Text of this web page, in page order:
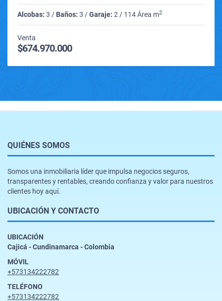
Alcobas: 3 / Baños: 3 /Garaje: 2 / 114 Área m2
Venta
$674.970.000
QUIÉNES SOMOS
Somos una inmobiliaria líder que impulsa negocios seguros,
transparentes y rentables, creando confianza y valor para nuestros
clientes hoy aquí.
UBICACIÓN Y CONTACTO
UBICACIÓN
Cajicá - Cundinamarca - Colombia
MÓVIL
+573134222782
TELÉFONO
+573134222782